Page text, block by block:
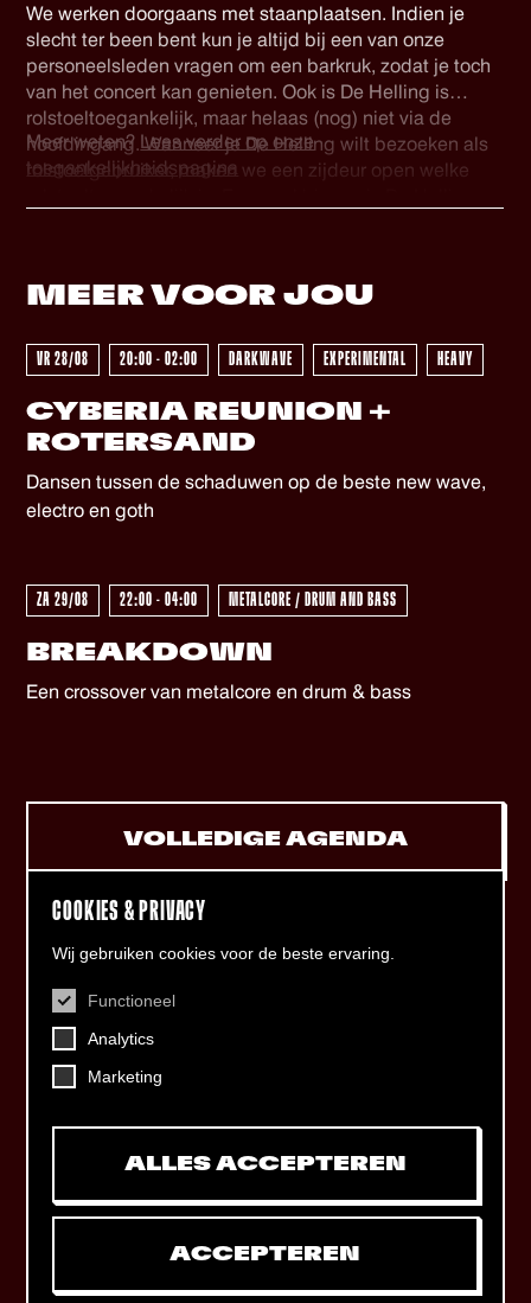
COOKIES & PRIVACY
Wij gebruiken cookies voor de beste ervaring.
Functioneel
Analytics
Marketing
ALLES ACCEPTEREN
ACCEPTEREN
plezier!
We werken doorgaans met staanplaatsen. Indien je
slecht ter been bent kun je altijd bij een van onze
personeelsleden vragen om een barkruk, zodat je toch
van het concert kan genieten. Ook is De Helling is
rolstoeltoegankelijk, maar helaas (nog) niet via de
hoofdingang. Wanneer je De Helling wilt bezoeken als
rolstoelgebruiker, maken we een zijdeur open welke
info@dehelling.nlof+31 (0)30 – 22 19 944
Meer weten? Lees verder op onze
toegankelijkheidspagina
MEER VOORJOU
VR 28/08 20:00 - 02:00 DARKWAVE EXPERIMENTAL HEAVY
CYBERIA REUNION +
ROTERSAND
Dansen tussen de schaduwen op de beste new wave,
electro en goth
ZA 29/08 22:00 - 04:00 METALCORE / DRUM AND BASS
BREAKDOWN
Een crossover van metalcore en drum & bass
VOLLEDIGE AGENDA
CONTACT
Helling 7, 3523 CB Utrecht
Toegankelijkheids­verklaringMijn tickets